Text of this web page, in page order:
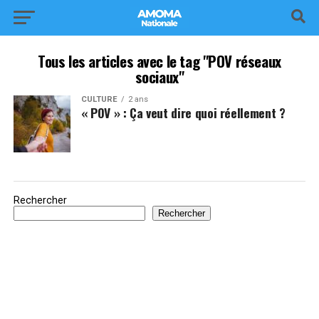
Tous les articles avec le tag "POV réseaux
sociaux"
CULTURE 2 ans
« POV » : Ça veut dire quoi réellement ?
Rechercher
Rechercher